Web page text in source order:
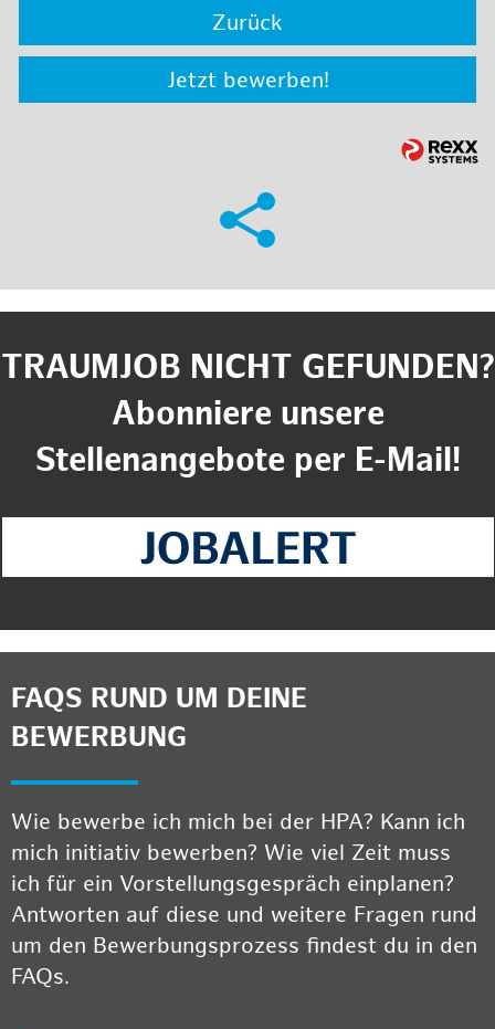
Zurück
Jetzt bewerben!
TRAUMJOB NICHT GEFUNDEN?
Abonniere unsere
Stellenangebote per E-Mail!
FAQS RUND UM DEINE
BEWERBUNG
Wie bewerbe ich mich bei der HPA? Kann ich
mich initiativ bewerben? Wie viel Zeit muss
ich für ein Vorstellungsgespräch einplanen?
Antworten auf diese und weitere Fragen rund
um den Bewerbungsprozess findest du in den
FAQs.